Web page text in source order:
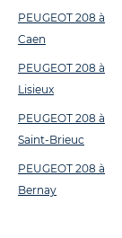
PEUGEOT 208 à
Caen
PEUGEOT 208 à
Lisieux
PEUGEOT 208 à
Saint-Brieuc
PEUGEOT 208 à
Bernay